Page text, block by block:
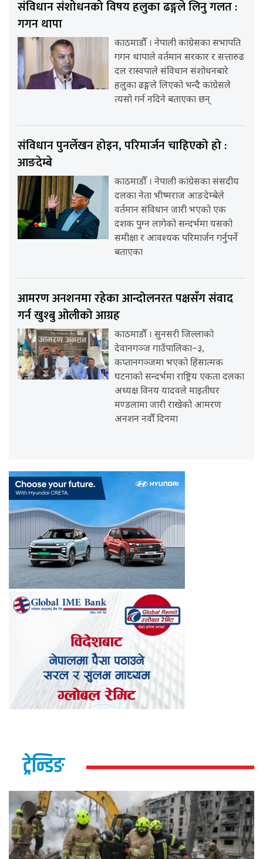
संविधान संशोधनको विषय हलुका ढङ्गले लिनु गलत :
गगन थापा
काठमाडौँ । नेपाली कांग्रेसका सभापति
गगन थापाले वर्तमान सरकार र सत्तारुढ
दल रास्वपाले संविधान संशोधनबारे
हलुका ढङ्गले लिएको भन्दै कांग्रेसले
त्यसो गर्न नदिने बताएका छन्
संविधान पुनर्लेखन होइन, परिमार्जन चाहिएको हो :
आङदेम्बे
काठमाडौँ । नेपाली कांग्रेसका संसदीय
दलका नेता भीष्मराज आङदेम्बेले
वर्तमान संविधान जारी भएको एक
दशक पुग्न लागेको सन्दर्भमा यसको
समीक्षा र आवश्यक परिमार्जन गर्नुपर्ने
बताएका
आमरण अनशनमा रहेका आन्दोलनरत पक्षसँग संवाद
गर्न खुश्बु ओलीको आग्रह
काठमाडौँ । सुनसरी जिल्लाको
देवानगञ्ज गाउँपालिका–३,
कप्तानगञ्जमा भएको हिंसात्मक
घटनाको सन्दर्भमा राष्ट्रिय एकता दलका
अध्यक्ष विनय यादवले माइतीघर
मण्डलामा जारी राखेको आमरण
अनशन नवौँ दिनमा
ट्रेन्डिङ